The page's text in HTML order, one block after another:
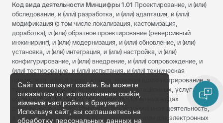
Код вида деятельности Минцифры 1.01 Проектирование, и (или)
обследование, и (или) разработка, и (или) адаптация, и (или)
модификация (в том числе локализация, кастомизация,
доработка), и (или) обратное проектирование (реверсивный
инжиниринг), и (или) модернизация, и (или) обновление, и (или)
установка, и (или) интеграция, и (или) настройка, и (или)
конфигурирование, и (или) внедрение, и (или) сопровождение, и
(или) тестирование, и (или) испытания, и (или) техническая
поддержка, и (или) эксплуатация, включая администрирование, а
также оказание услуг (в том числе консультационных, услуг по
обучению, экспертных услуг и иных) в указанных видах
деятельности (далее - проектирование и (или) иная деятельность,
а также оказание услуг), в отношении программ для электронных
Сайт использует cookie. Вы можете
отказаться от использования cookie,
изменив настройки в браузере.
Используя сайт, вы соглашаетесь на
обработку персональных данных на